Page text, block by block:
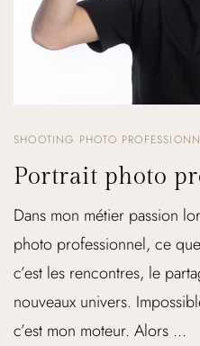
SHOOTING PHOTO
Portrait photo
Dans mon métier passion
photo professionnel, ce
c’est les rencontres, le
nouveaux univers.
c’est mon moteur. Alors ...